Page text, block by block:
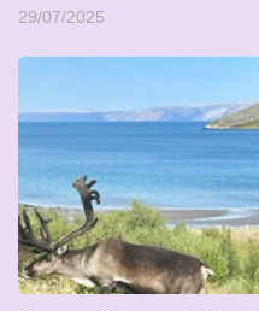
29/07/2025